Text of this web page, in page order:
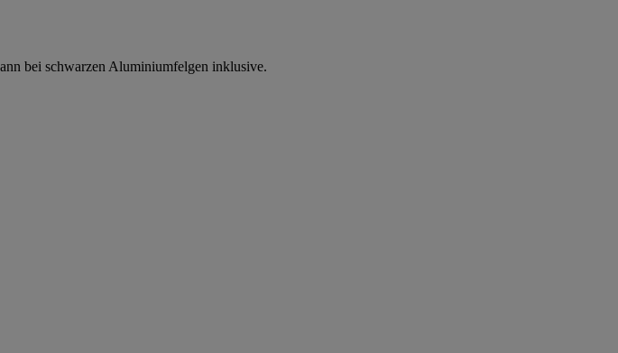
bei schwarzen Aluminiumfelgen inklusive.